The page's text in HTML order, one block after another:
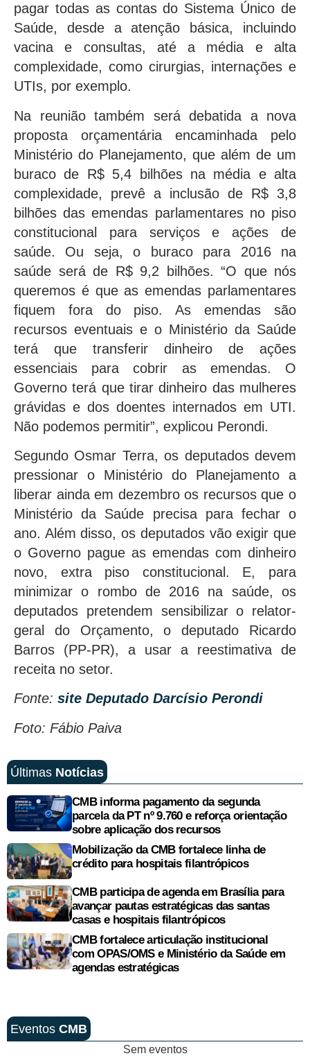
pagar todas as contas do Sistema Único de
Saúde, desde a atenção básica, incluindo
vacina e consultas, até a média e alta
complexidade, como cirurgias, internações e
UTIs, por exemplo.
Na reunião também será debatida a nova
proposta orçamentária encaminhada pelo
Ministério do Planejamento, que além de um
buraco de R$ 5,4 bilhões na média e alta
complexidade, prevê a inclusão de R$ 3,8
bilhões das emendas parlamentares no piso
constitucional para serviços e ações de
saúde. Ou seja, o buraco para 2016 na
saúde será de R$ 9,2 bilhões. “O que nós
queremos é que as emendas parlamentares
fiquem fora do piso. As emendas são
recursos eventuais e o Ministério da Saúde
terá que transferir dinheiro de ações
essenciais para cobrir as emendas. O
Governo terá que tirar dinheiro das mulheres
grávidas e dos doentes internados em UTI.
Não podemos permitir”, explicou Perondi.
Segundo Osmar Terra, os deputados devem
pressionar o Ministério do Planejamento a
liberar ainda em dezembro os recursos que o
Ministério da Saúde precisa para fechar o
ano. Além disso, os deputados vão exigir que
o Governo pague as emendas com dinheiro
novo, extra piso constitucional. E, para
minimizar o rombo de 2016 na saúde, os
deputados pretendem sensibilizar o relator-
geral do Orçamento, o deputado Ricardo
Barros (PP-PR), a usar a reestimativa de
receita no setor.
Fonte: site Deputado Darcísio Perondi
Foto: Fábio Paiva
Últimas Notícias
CMB informa pagamento da segunda
parcela da PT nº 9.760 e reforça orientação
sobre aplicação dos recursos
Mobilização da CMB fortalece linha de
crédito para hospitais filantrópicos
CMB participa de agenda em Brasília para
avançar pautas estratégicas das santas
casas e hospitais filantrópicos
CMB fortalece articulação institucional
com OPAS/OMS e Ministério da Saúde em
agendas estratégicas
Eventos CMB
Sem eventos